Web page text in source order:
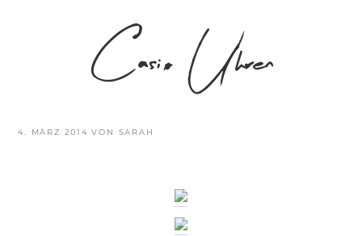
VERÖFFENTLICHT
4. MÄRZ 2014 VON SARAH
Casio Uhren